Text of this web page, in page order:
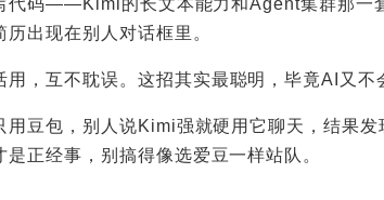
出现在别人对话框里。
，互不耽误。这招其实最聪明，毕竟AI又不
包，别人说Kimi强就硬用它聊天，结果发
正经事，别搞得像选爱豆一样站队。